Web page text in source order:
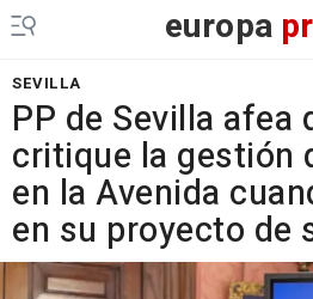
europa
SEVILLA
PP de Sevilla afea
critique la gestión
en la Avenida
en su proyecto de